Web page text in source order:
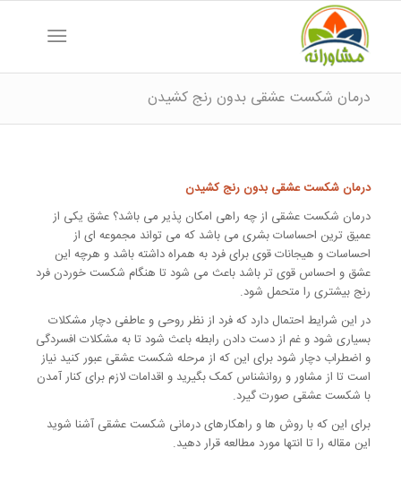
درمان شکست عشقی بدون رنج کشیدن
درمان شکست عشقی بدون رنج کشیدن
درمان شکست عشقی از چه راهی امکان پذیر می باشد؟ عشق یکی از
عمیق ترین احساسات بشری می باشد که می تواند مجموعه ای از
احساسات و هیجانات قوی برای فرد به همراه داشته باشد و هرچه این
عشق و احساس قوی تر باشد باعث می شود تا هنگام شکست خوردن فرد
رنج بیشتری را متحمل شود.
در این شرایط احتمال دارد که فرد از نظر روحی و عاطفی دچار مشکلات
بسیاری شود و غم از دست دادن رابطه باعث شود تا به مشکلات افسردگی
و اضطراب دچار شود برای این که از مرحله شکست عشقی عبور کنید نیاز
است تا از مشاور و روانشناس کمک بگیرید و اقدامات لازم برای کنار آمدن
با شکست عشقی صورت گیرد.
برای این که با روش ها و راهکارهای درمانی شکست عشقی آشنا شوید
این مقاله را تا انتها مورد مطالعه قرار دهید.